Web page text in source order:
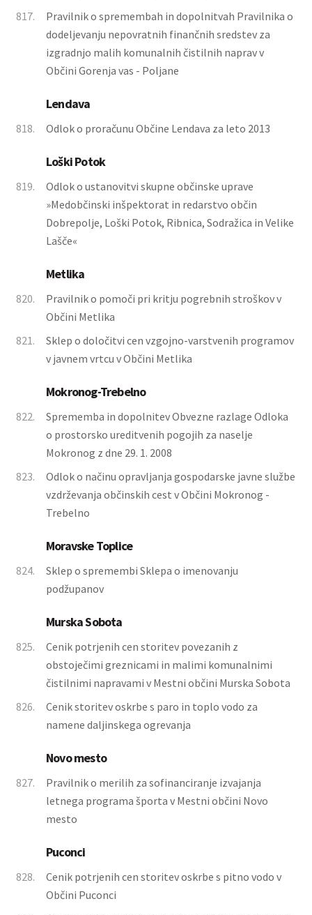
817.
Pravilnik o spremembah in dopolnitvah Pravilnika o
dodeljevanju nepovratnih finančnih sredstev za
izgradnjo malih komunalnih čistilnih naprav v
Občini Gorenja vas - Poljane
Lendava
818. Odlok o proračunu Občine Lendava za leto 2013
Loški Potok
819.
Odlok o ustanovitvi skupne občinske uprave
»Medobčinski inšpektorat in redarstvo občin
Dobrepolje, Loški Potok, Ribnica, Sodražica in Velike
Lašče«
Metlika
820.
Pravilnik o pomoči pri kritju pogrebnih stroškov v
Občini Metlika
821.
Sklep o določitvi cen vzgojno-varstvenih programov
v javnem vrtcu v Občini Metlika
Mokronog-Trebelno
822.
Sprememba in dopolnitev Obvezne razlage Odloka
o prostorsko ureditvenih pogojih za naselje
Mokronog z dne 29. 1. 2008
823.
Odlok o načinu opravljanja gospodarske javne službe
vzdrževanja občinskih cest v Občini Mokronog -
Trebelno
Moravske Toplice
824.
Sklep o spremembi Sklepa o imenovanju
podžupanov
Murska Sobota
825.
Cenik potrjenih cen storitev povezanih z
obstoječimi greznicami in malimi komunalnimi
čistilnimi napravami v Mestni občini Murska Sobota
826.
Cenik storitev oskrbe s paro in toplo vodo za
namene daljinskega ogrevanja
Novo mesto
827.
Pravilnik o merilih za sofinanciranje izvajanja
letnega programa športa v Mestni občini Novo
mesto
Puconci
828.
Cenik potrjenih cen storitev oskrbe s pitno vodo v
Občini Puconci